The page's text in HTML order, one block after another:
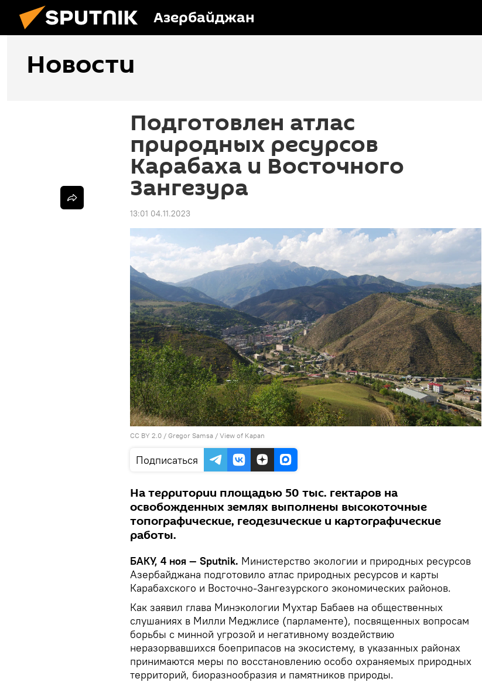
Азербайджан
Новости
Подготовлен атлас
природных ресурсов
Карабаха и Восточного
Зангезура
13:01 04.11.2023
CC BY 2.0 / Gregor Samsa / View of Kapan
Подписаться
На территории площадью 50 тыс. гектаров на
освобожденных землях выполнены высокоточные
топографические, геодезические и картографические
работы.
БАКУ, 4 ноя — Sputnik. Министерство экологии и природных ресурсов
Азербайджана подготовило атлас природных ресурсов и карты
Карабахского и Восточно-Зангезурского экономических районов.
Как заявил глава Минэкологии Мухтар Бабаев на общественных
слушаниях в Милли Меджлисе (парламенте), посвященных вопросам
борьбы с минной угрозой и негативному воздействию
неразорвавшихся боеприпасов на экосистему, в указанных районах
принимаются меры по восстановлению особо охраняемых природных
территорий, биоразнообразия и памятников природы.